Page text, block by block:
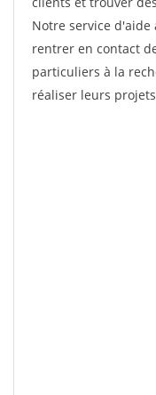
Notre service
rentrer en contact
particuliers à la
réaliser leurs